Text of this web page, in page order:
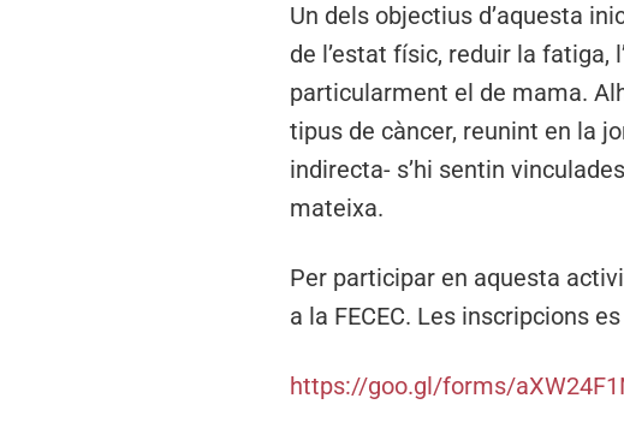
Un dels objectius d’aquesta
de l’estat físic, reduir la
particularment el de mama.
tipus de càncer, reunint en la
indirecta- s’hi sentin
mateixa.
Per participar en aquesta
a la FECEC. Les inscripcions
https://goo.gl/forms/